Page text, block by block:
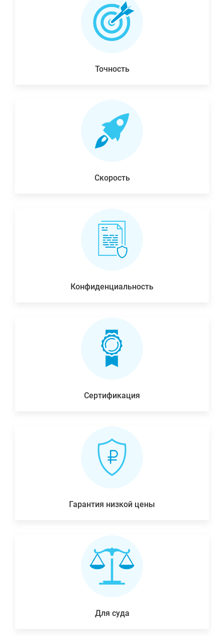
Точность
Скорость
Конфиденциальность
Сертификация
Гарантия низкой цены
Для суда